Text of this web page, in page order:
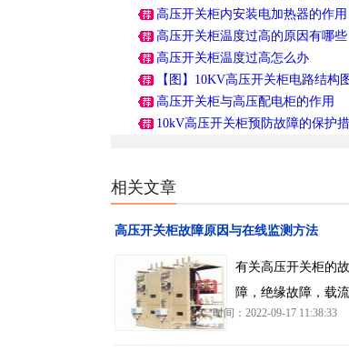
高压开关柜内安装电加热器的作用
高压开关柜温度过高的原因有哪些
高压开关柜温度过高怎么办
【图】10KV高压开关柜电路结构
高压开关柜与高压配电柜的作用
10kV高压开关柜预防故障的保护
相关文章
高压开关柜故障原因与在线监测方法
有关高压开关柜的
障，绝缘故障，载
时间：2022-09-17 11:38:33